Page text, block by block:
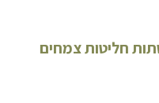
חליטות צמחים